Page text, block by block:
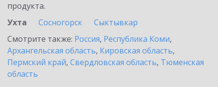
продукта.
Ухта
Сосногорск
Сыктывкар
Смотрите также: Россия, Республика Коми,
Архангельская область, Кировская область,
Пермский край, Свердловская область, Тюменская
область